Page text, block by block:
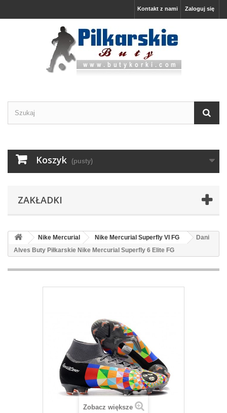
Zaloguj się
Kontakt z nami
Koszyk (pusty)
ZAKŁADKI
Nike Mercurial Nike Mercurial Superfly VI FG
Dani
Alves Buty Piłkarskie Nike Mercurial Superfly 6 Elite FG
Zobacz większe